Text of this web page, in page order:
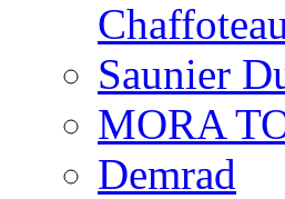
Saunier
MORA
Demrad